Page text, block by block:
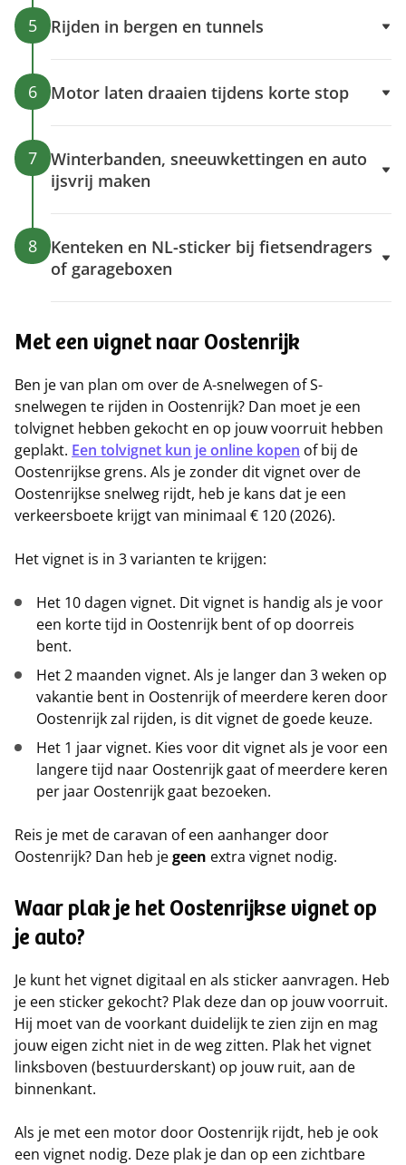
5 Rijden in bergen en tunnels
6 Motor laten draaien tijdens korte stop
7
Winterbanden, sneeuwkettingen en auto
ijsvrij maken
8
Kenteken en NL-sticker bij fietsendragers
of garageboxen
Met een vignet naar Oostenrijk
Ben je van plan om over de A-snelwegen of S-
snelwegen te rijden in Oostenrijk? Dan moet je een
tolvignet hebben gekocht en op jouw voorruit hebben
geplakt. Een tolvignet kun je online kopen of bij de
Oostenrijkse grens. Als je zonder dit vignet over de
Oostenrijkse snelweg rijdt, heb je kans dat je een
verkeersboete krijgt van minimaal € 120 (2026).
Het vignet is in 3 varianten te krijgen:
Het 10 dagen vignet. Dit vignet is handig als je voor
een korte tijd in Oostenrijk bent of op doorreis
bent.
Het 2 maanden vignet. Als je langer dan 3 weken op
vakantie bent in Oostenrijk of meerdere keren door
Oostenrijk zal rijden, is dit vignet de goede keuze.
Het 1 jaar vignet. Kies voor dit vignet als je voor een
langere tijd naar Oostenrijk gaat of meerdere keren
per jaar Oostenrijk gaat bezoeken.
Reis je met de caravan of een aanhanger door
Oostenrijk? Dan heb jegeen extra vignet nodig.
Waar plak je het Oostenrijkse vignet op
je auto?
Je kunt het vignet digitaal en als sticker aanvragen. Heb
je een sticker gekocht? Plak deze dan op jouw voorruit.
Hij moet van de voorkant duidelijk te zien zijn en mag
jouw eigen zicht niet in de weg zitten. Plak het vignet
linksboven (bestuurderskant) op jouw ruit, aan de
binnenkant.
Als je met een motor door Oostenrijk rijdt, heb je ook
een vignet nodig. Deze plak je dan op een zichtbare